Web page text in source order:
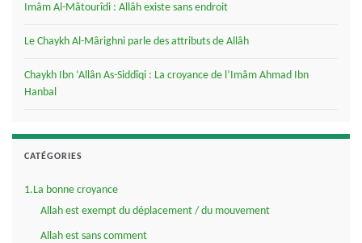
Imâm Al-Mâtourîdi : Allâh existe sans endroit
Le Chaykh Al-Mârighni parle des attributs de Allâh
Chaykh Ibn ‘Allân As-Siddîqi : La croyance de l’Imâm Ahmad Ibn
Hanbal
CATÉGORIES
1.La bonne croyance
Allah est exempt du déplacement / du mouvement
Allah est sans comment